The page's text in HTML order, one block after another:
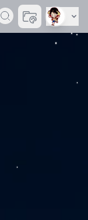
切换主题